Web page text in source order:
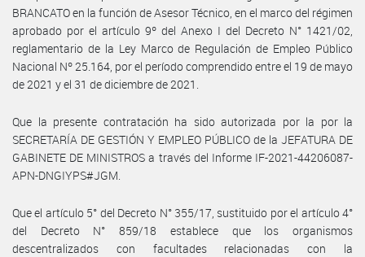
BRANCATO en la función de Asesor Técnico, en el marco del régimen
aprobado por el artículo 9º del Anexo I del Decreto N° 1421/02,
reglamentario de la Ley Marco de Regulación de Empleo Público
Nacional Nº 25.164, por el período comprendido entre el 19 de mayo
de 2021 y el 31 de diciembre de 2021.
Que la presente contratación ha sido autorizada por la por la
SECRETARÍA DE GESTIÓN Y EMPLEO PÚBLICO de la JEFATURA DE
GABINETE DE MINISTROS a través del Informe IF-2021-44206087-
APN-DNGIYPS#JGM.
Que el artículo 5° del Decreto N° 355/17, sustituido por el artículo 4°
del Decreto N° 859/18 establece que los organismos
descentralizados con facultades relacionadas con la